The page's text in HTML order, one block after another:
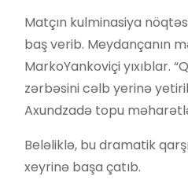
Matçın kulminasiya
baş verib. Meydançanın
MarkoYankoviçi yıxıblar.
zərbəsini cəlb yerinə
Axundzadə topu
Beləliklə, bu dramatik
xeyrinə başa çatıb.